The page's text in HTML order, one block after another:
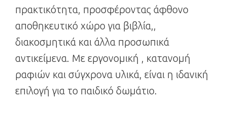
πρακτικότητα, προσφέροντας άφθονο
αποθηκευτικό χώρο για βιβλία,,
διακοσμητικά και άλλα προσωπικά
αντικείμενα. Με εργονομική , κατανομή
ραφιών και σύγχρονα υλικά, είναι η ιδανική
επιλογή για το παιδικό δωμάτιο.